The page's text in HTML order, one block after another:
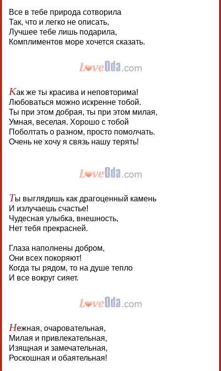
Все в тебе природа сотворила
Так, что и легко не описать,
Лучшее тебе лишь подарила,
Комплиментов море хочется сказать.
Как же ты красива и неповторима!
Любоваться можно искренне тобой.
Ты при этом добрая, ты при этом милая,
Умная, веселая. Хорошо с тобой
Поболтать о разном, просто помолчать.
Очень не хочу я связь нашу терять!
Ты выглядишь как драгоценный камень
И излучаешь счастье!
Чудесная улыбка, внешность,
Нет тебя прекрасней.
Глаза наполнены добром,
Они всех покоряют!
Когда ты рядом, то на душе тепло
И все вокруг сияет.
Нежная, очаровательная,
Милая и привлекательная,
Изящная и замечательная,
Роскошная и обаятельная!